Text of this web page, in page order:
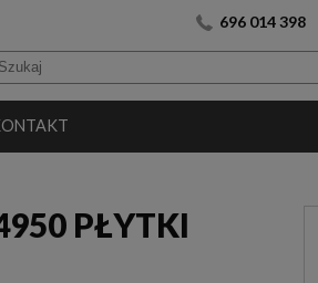
696 014 398
PŁYTKI